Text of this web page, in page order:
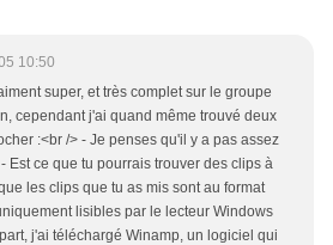
10:50
super, et très complet sur le groupe
cependant j'ai quand même trouvé deux
:<br /> - Je penses qu'il y a pas assez
Est ce que tu pourrais trouver des clips à
les clips que tu as mis sont au format
lisibles par le lecteur Windows
j'ai téléchargé Winamp, un logiciel qui